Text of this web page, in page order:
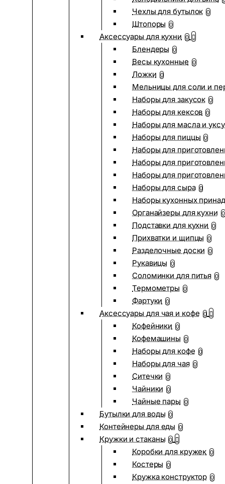
Чехлы для бутылок 0
Штопоры 0
Аксессуары для кухни 0
Блендеры 0
Весы кухонные 0
Ложки 0
Мельницы для соли и
Наборы для закусок 0
Наборы для кексов 0
Наборы для масла и
Наборы для пиццы 0
Наборы для
Наборы для
Наборы для
Наборы для сыра 0
Наборы кухонных
Органайзеры для кухни 0
Подставки для кухни 0
Прихватки и щипцы 0
Разделочные доски 0
Рукавицы 0
Соломинки для питья 0
Термометры 0
Фартуки 0
Аксессуары для чая и кофе 0
Кофейники 0
Кофемашины 0
Наборы для кофе 0
Наборы для чая 0
Ситечки 0
Чайники 0
Чайные пары 0
Бутылки для воды 0
Контейнеры для еды 0
Кружки и стаканы 0
Коробки для кружек 0
Костеры 0
Кружка конструктор 0